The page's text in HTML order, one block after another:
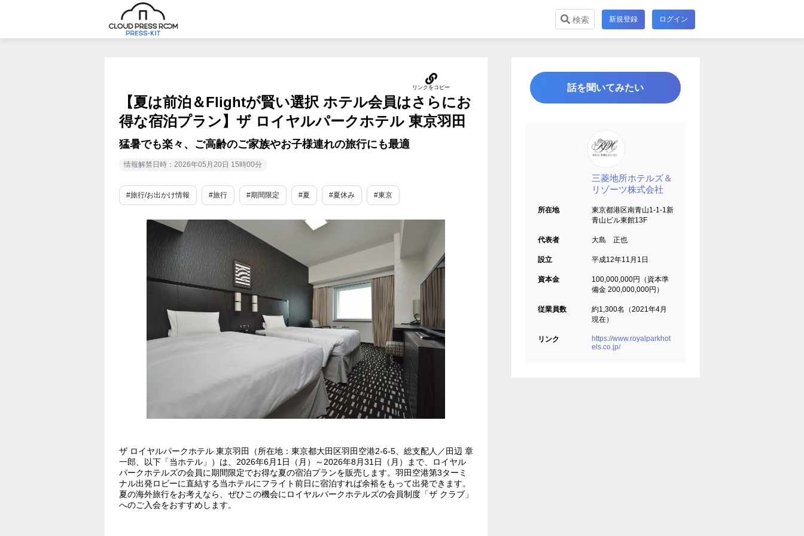
検索 新規登録 ログイン
【夏は前泊＆Flightが賢い選択 ホテル会員はさらにお
得な宿泊プラン】ザ ロイヤルパークホテル 東京羽田
猛暑でも楽々、ご高齢のご家族やお子様連れの旅行にも最適
情報解禁日時：2026年05月20日 15時00分
#旅行/お出かけ情報 #旅行 #期間限定 #夏 #夏休み #東京
ザ ロイヤルパークホテル 東京羽田（所在地：東京都大田区羽田空港2-6-5、総支配人／田辺 章
一郎、以下「当ホテル」）は、2026年6月1日（月）～2026年8月31日（月）まで、ロイヤル
パークホテルズの会員に期間限定でお得な夏の宿泊プランを販売します。羽田空港第3ターミ
ナル出発ロビーに直結する当ホテルにフライト前日に宿泊すれば余裕をもって出発できます。
夏の海外旅行をお考えなら、ぜひこの機会にロイヤルパークホテルズの会員制度「ザ クラブ」
へのご入会をおすすめします。
話を聞いてみたい
三菱地所ホテルズ＆
リゾーツ株式会社
所在地
東京都港区南青山1-1-1新
青山ビル東館13F
代表者 大島 正也
設立 平成12年11月1日
資本金
100,000,000円（資本準
備金 200,000,000円）
従業員数
約1,300名（2021年4月
現在）
リンク
https://www.royalparkhot
els.co.jp/